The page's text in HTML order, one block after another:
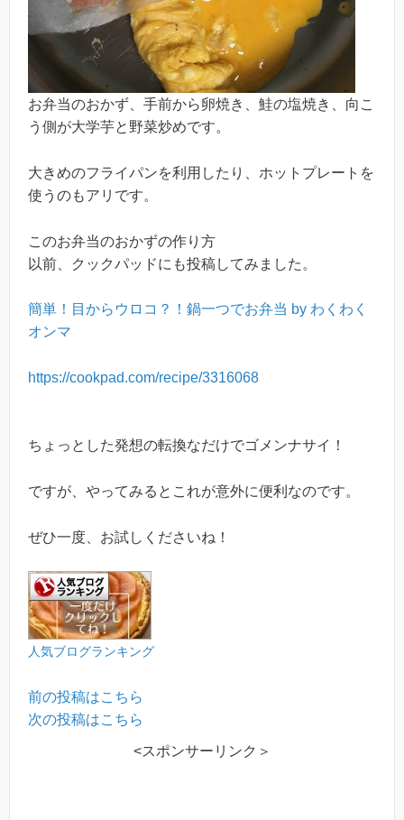
お弁当のおかず、手前から卵焼き、鮭の塩焼き、向こ
う側が大学芋と野菜炒めです。
大きめのフライパンを利用したり、ホットプレートを
使うのもアリです。
このお弁当のおかずの作り方
以前、クックパッドにも投稿してみました。
簡単！目からウロコ？！鍋一つでお弁当 by わくわく
オンマ
https://cookpad.com/recipe/3316068
ちょっとした発想の転換なだけでゴメンナサイ！
ですが、やってみるとこれが意外に便利なのです。
ぜひ一度、お試しくださいね！
人気ブログランキング
前の投稿はこちら
次の投稿はこちら
<スポンサーリンク＞